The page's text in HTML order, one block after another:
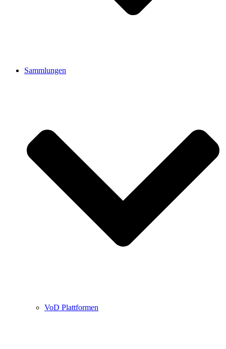
Sammlungen
VoD Plattformen